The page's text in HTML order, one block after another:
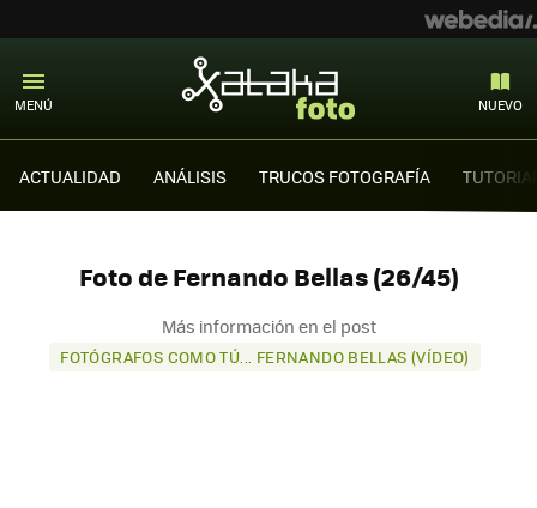
MENÚ NUEVO
ACTUALIDAD ANÁLISIS TRUCOS FOTOGRAFÍA
Foto de Fernando Bellas (26/45)
Más información en el post
FOTÓGRAFOS COMO TÚ... FERNANDO BELLAS (VÍDEO)